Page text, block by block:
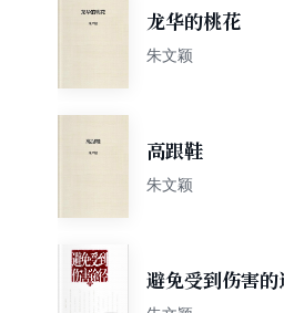
龙华的桃花
朱文颖
高跟鞋
朱文颖
避免受到伤害的